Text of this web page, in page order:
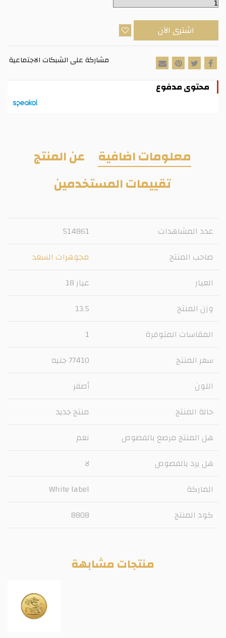
اشترى الآن
مشاركة على الشبكات الاجتماعية
محتوى مدفوع
معلومات اضافية
عن المنتج
تقييمات المستخدمين
عدد المشاهدات
514861
صاحب المنتج
مجوهرات السعد
العيار
عيار 18
وزن المنتج
13.5
المقاسات المتوفرة
1
سعر المنتج
77410 جنيه
اللون
أصفر
حالة المنتج
منتج جديد
هل المنتج مرصع بالفصوص
نعم
هل يرد بالفصوص
لا
الماركة
White label
كود المنتج
8808
منتجات مشابهة